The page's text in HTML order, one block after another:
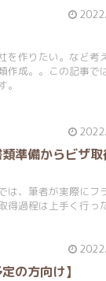
を作りたい。など考
作成。。この記事で
準備からビザ取
は、筆者が実際にフ
得過程は上手く行っ
の方向け】